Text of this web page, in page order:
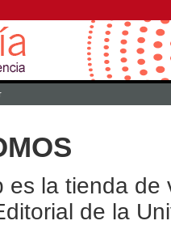
es la tienda
de la